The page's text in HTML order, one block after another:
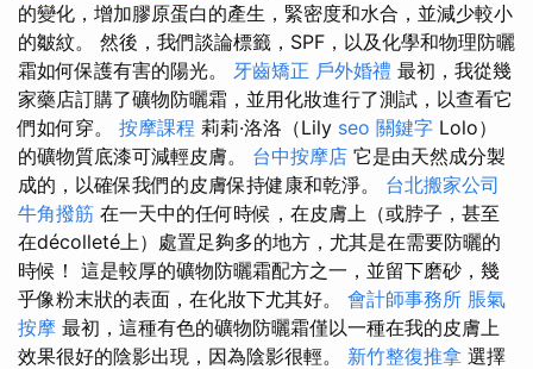
的變化，增加膠原蛋白的產生，緊密度和水合，並減少較小
的皺紋。 然後，我們談論標籤，SPF，以及化學和物理防曬
霜如何保護有害的陽光。 牙齒矯正 戶外婚禮 最初，我從幾
家藥店訂購了礦物防曬霜，並用化妝進行了測試，以查看它
們如何穿。 按摩課程 莉莉·洛洛（Lily seo 關鍵字 Lolo）
的礦物質底漆可減輕皮膚。 台中按摩店 它是由天然成分製
成的，以確保我們的皮膚保持健康和乾淨。 台北搬家公司
牛角撥筋 在一天中的任何時候，在皮膚上（或脖子，甚至
在décolleté上）處置足夠多的地方，尤其是在需要防曬的
時候！ 這是較厚的礦物防曬霜配方之一，並留下磨砂，幾
乎像粉末狀的表面，在化妝下尤其好。 會計師事務所 脹氣
按摩 最初，這種有色的礦物防曬霜僅以一種在我的皮膚上
效果很好的陰影出現，因為陰影很輕。 新竹整復推拿 選擇